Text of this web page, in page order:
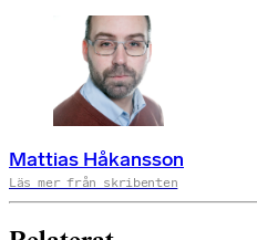
Mattias Håkansson
Läs mer från skribenten